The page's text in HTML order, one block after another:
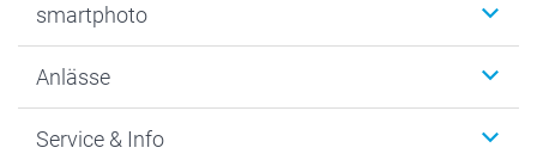
Fotogeschenke
MyNameBook
Fotoabzüge, Fotos als Buch & Poster
smartphoto
Warum smartphoto
Datenschutz
Anlässe
Neujahr
Service & Info